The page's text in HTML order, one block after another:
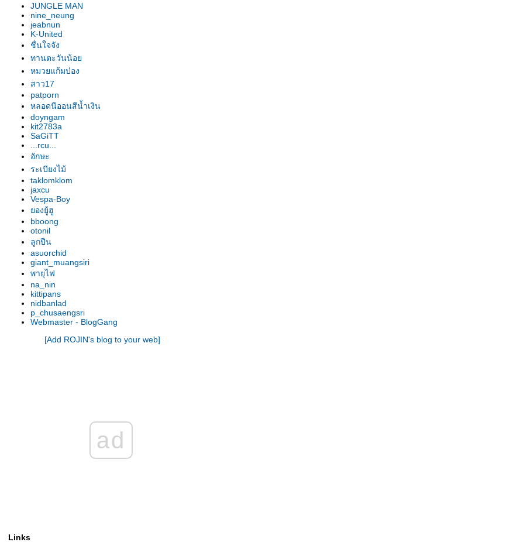
รองเท้านารี เหลืองปราจีน "กลมบ็
อก"
รองเท้านารี เหลืองปราจีน "สุธี
วรรณ"
รองเท้านารี เหลืองปราจีน "สาธิต"
รองเท้านารี เหลืองปราจีน
"วาสนา"
รองเท้านารี ฝาหอ
รองเท้านารี JC9
รองเท้านารี เหลืองปราจีน
รองเท้านารี JC16
รองเท้านารี JC16
รองเท้านารี เหลืองปราจีน*ช่อง
อ่างทองเผือก
รองเท้านารี เหลืองปราจีน
รองเท้านารี ขาวชุมพร
รองเท้านารี เหลืงกระบี่*เกลาโคไฟ
ลุม
รองเท้านารี เหลืองปราจีน*ช่อง
อ่างทองเผือก
รองเท้านารี เหลืองปราจีน
รองเท้านารี เหลืองปราจีน
รองเท้านารี เหลิองตรัง
รองเท้านารี กระบี่ x เกาโค
รองเท้านารี เหลืองตรัง
รองเท้านารี ขาวชุมพร
รองเท้านารี เหลืองปราจีน x ช่อง
รองเท้านารี ขาวสตูล
รองเท้านารี ดอกเตอร์ แจค
JUNGLE MAN
nine_neung
jeabnun
K-United
ชื่นใจจัง
ทานตะวันน้อ
หมวยแก้มป่อง
สาว17
patporn
หลอดนีออนสีน้ำเงิน
doyngam
kit2783a
SaGiTT
...rcu...
อักษะ
ระเบียงไม้
taklomklom
jaxcu
Vespa-Boy
องยู้ฮู
bboong
otonil
ลูกปืน
asuorchid
giant_muangsiri
พายุไฟ
na_nin
kittipans
nidbanlad
p_chusaengsri
Webmaster - BlogGang
[Add ROJIN's blog to your web]
ad
Links